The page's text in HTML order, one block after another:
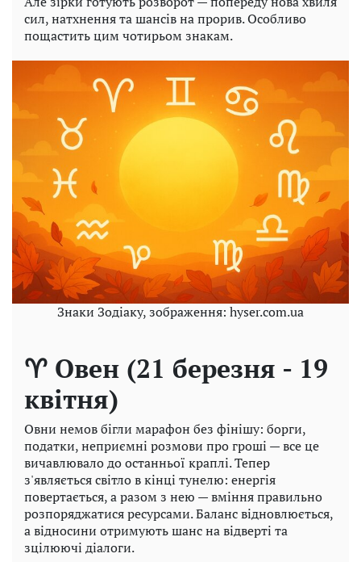
сил, натхнення та шансів на прорив. Особливо
пощастить цим чотирьом знакам.
Знаки Зодіаку, зображення: hyser.com.ua
♈ Овен (21 березня - 19
квітня)
Овни немов бігли марафон без фінішу: борги,
податки, неприємні розмови про гроші — все це
вичавлювало до останньої краплі. Тепер
з'являється світло в кінці тунелю: енергія
повертається, а разом з нею — вміння правильно
розпоряджатися ресурсами. Баланс відновлюється,
а відносини отримують шанс на відверті та
зцілюючі діалоги.